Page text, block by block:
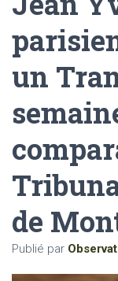
un
de
Publié par